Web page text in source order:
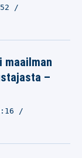
maailman
–